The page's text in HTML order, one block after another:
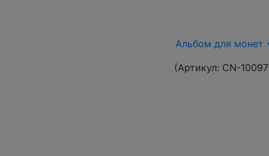
Альбом для монет
(Артикул: CN-